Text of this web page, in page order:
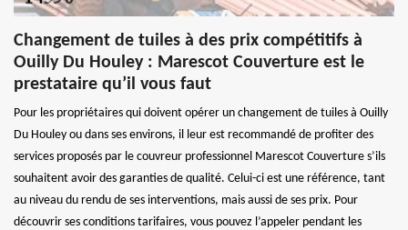
Changement de tuiles à des prix compétitifs à
Ouilly Du Houley : Marescot Couverture est le
prestataire qu’il vous faut
Pour les propriétaires qui doivent opérer un changement de tuiles à Ouilly
Du Houley ou dans ses environs, il leur est recommandé de profiter des
services proposés par le couvreur professionnel Marescot Couverture s’ils
souhaitent avoir des garanties de qualité. Celui-ci est une référence, tant
au niveau du rendu de ses interventions, mais aussi de ses prix. Pour
découvrir ses conditions tarifaires, vous pouvez l’appeler pendant les